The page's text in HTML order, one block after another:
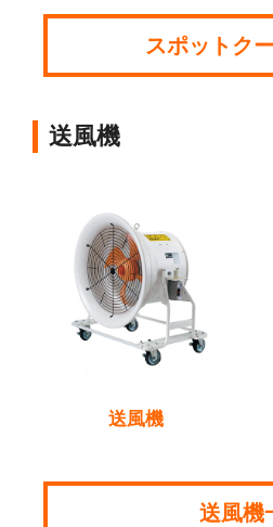
スポットク
送風機
送風機
送風機